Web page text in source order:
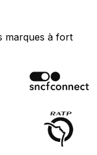
marques à fort